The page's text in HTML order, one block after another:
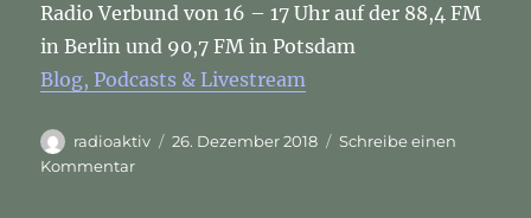
Radio Verbund von 16 – 17 Uhr auf der 88,4 FM
in Berlin und 90,7 FM in Potsdam
Blog, Podcasts & Livestream
Autor
radioaktiv
Veröffentlicht
26. Dezember 2018
Schreibe einen
Kommentarzu